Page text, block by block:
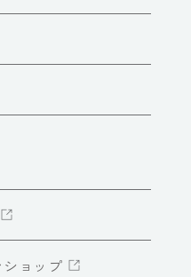
ョップ